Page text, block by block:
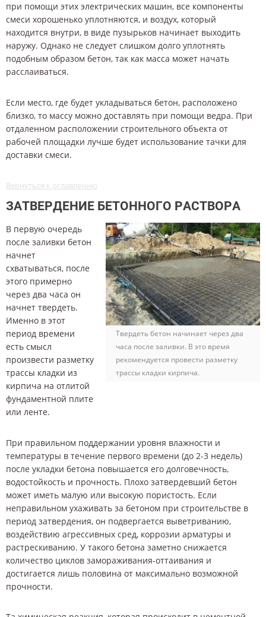
при помощи этих электрических машин, все компоненты
смеси хорошенько уплотняются, и воздух, который
находится внутри, в виде пузырьков начинает выходить
наружу. Однако не следует слишком долго уплотнять
подобным образом бетон, так как масса может начать
расслаиваться.
Если место, где будет укладываться бетон, расположено
близко, то массу можно доставлять при помощи ведра. При
отдаленном расположении строительного объекта от
рабочей площадки лучше будет использование тачки для
доставки смеси.
Вернуться к оглавлению
ЗАТВЕРДЕНИЕ БЕТОННОГО РАСТВОРА
Твердеть бетон начинает через два
часа после заливки. В это время
рекомендуется провести разметку
трассы кладки кирпича.
В первую очередь
после заливки бетон
начнет
схватываться, после
этого примерно
через два часа он
начнет твердеть.
Именно в этот
период времени
есть смысл
произвести разметку
трассы кладки из
кирпича на отлитой
фундаментной плите
или ленте.
При правильном поддержании уровня влажности и
температуры в течение первого времени (до 2-3 недель)
после укладки бетона повышается его долговечность,
водостойкость и прочность. Плохо затвердевший бетон
может иметь малую или высокую пористость. Если
неправильном ухаживать за бетоном при строительстве в
период затвердения, он подвергается выветриванию,
воздействию агрессивных сред, коррозии арматуры и
растрескиванию. У такого бетона заметно снижается
количество циклов замораживания-оттаивания и
достигается лишь половина от максимально возможной
прочности.